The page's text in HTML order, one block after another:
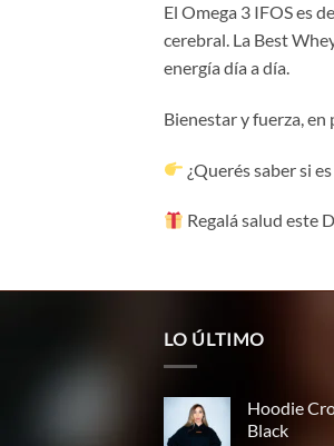
El Omega 3 IFOS es
cerebral. La Best
energía día a día.
Bienestar y fuerza, en
¿Querés saber si
Regalá salud este
LO ÚLTIMO
Hoodie
Black